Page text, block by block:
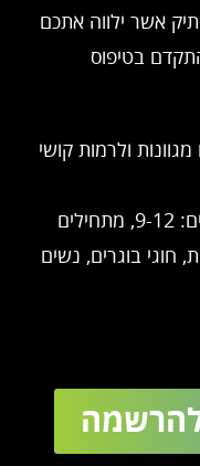
אשר ילווה אתכם
בטיפוס
ולרמות קושי
קטנטנים: 5-8, מתחילים ומתקדמים: 9-12, מתחילים
נבחרות, חוגי בוגרים, נשים